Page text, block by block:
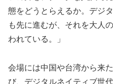
態をどうとらえるか。デジ
も先に進むが、それを大人
われている。」
会場には中国や台湾から来
び、デジタルネイティブ世